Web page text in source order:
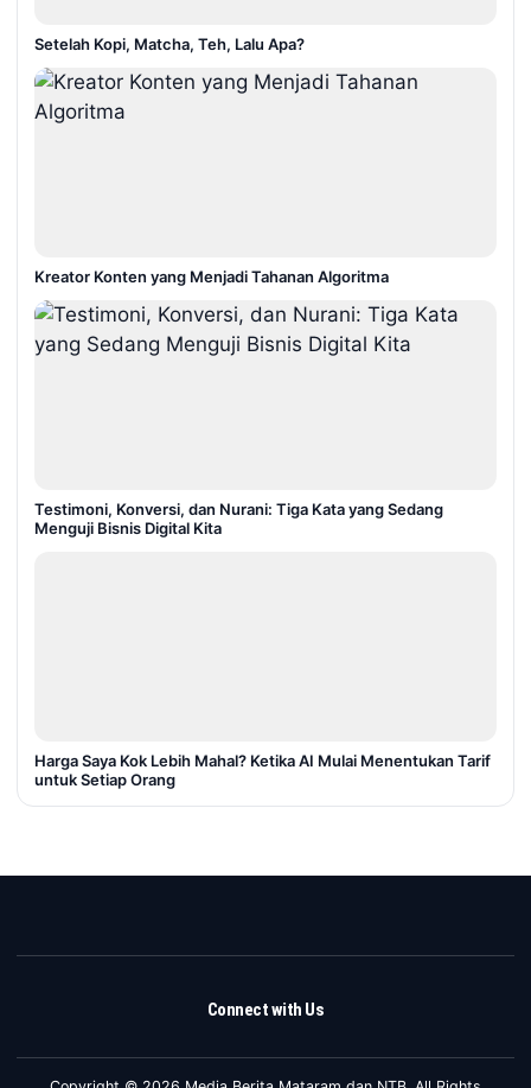
Setelah Kopi, Matcha, Teh, Lalu Apa?
Kreator Konten yang Menjadi Tahanan Algoritma
Testimoni, Konversi, dan Nurani: Tiga Kata yang Sedang
Menguji Bisnis Digital Kita
Harga Saya Kok Lebih Mahal? Ketika AI Mulai Menentukan Tarif
untuk Setiap Orang
Connect with Us